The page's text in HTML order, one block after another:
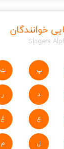
خوانندگان
Singers
پ ت
د ر
ع غ
ل م